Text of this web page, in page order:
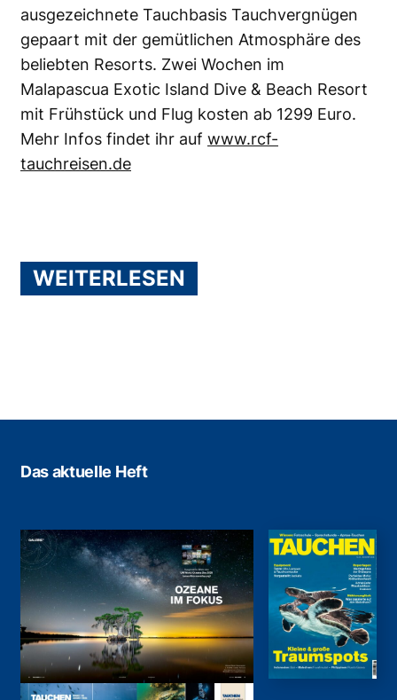
ausgezeichnete Tauchbasis Tauchvergnügen
gepaart mit der gemütlichen Atmosphäre des
beliebten Resorts. Zwei Wochen im
Malapascua Exotic Island Dive & Beach Resort
mit Frühstück und Flug kosten ab 1299 Euro.
Mehr Infos findet ihr auf www.rcf-
tauchreisen.de
WEITERLESEN
Das aktuelle Heft